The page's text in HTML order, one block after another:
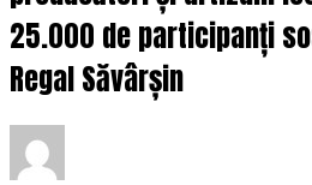
25.000 de participanți
Regal Săvârșin